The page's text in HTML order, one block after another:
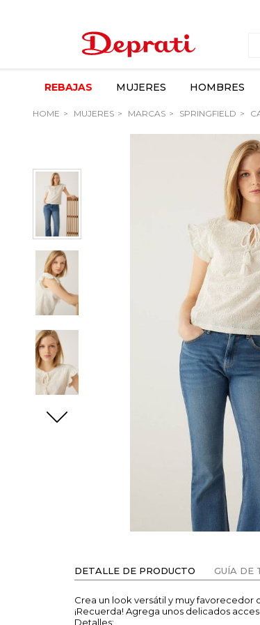
REBAJAS MUJERES HOMBRES
HOME MUJERES MARCAS SPRINGFIELD
DETALLE DE PRODUCTO GUÍA DE
Crea un look versátil y muy favorecedor
¡Recuerda! Agrega unos delicados
Detalles: